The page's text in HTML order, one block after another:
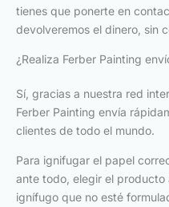
tienes que ponerte en
devolveremos el dinero, sin
¿Realiza Ferber Painting
Sí, gracias a nuestra red
Ferber Painting envía
clientes de todo el mundo.
Para ignifugar el papel
ante todo, elegir el
ignífugo que no esté